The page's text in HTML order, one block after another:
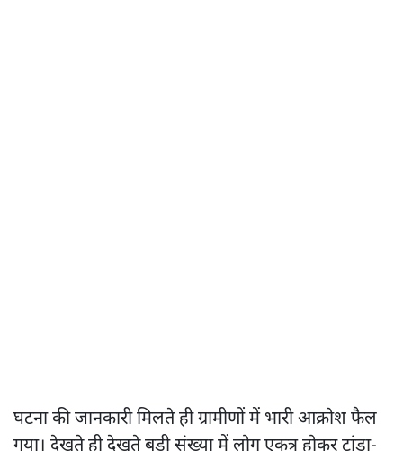
घटना की जानकारी मिलते ही ग्रामीणों में भारी आक्रोश फैल
गया। देखते ही देखते बड़ी संख्या में लोग एकत्र होकर टांडा-